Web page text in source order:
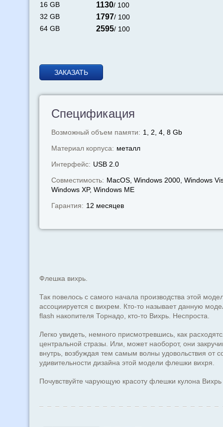
16 GB
1130/ 100
32 GB
1797/ 100
64 GB
2595/ 100
ЗАКАЗАТЬ
Спецификация
Возможный объем памяти: 1, 2, 4, 8 Gb
Материал корпуса: металл
Интерфейс: USB 2.0
Совместимость: MacOS, Windows 2000, Windows
Windows XP, Windows МЕ
Гарантия: 12 месяцев
Флешка вихрь.
Так повелось с самого начала производства этой
ассоциируется с вихрем. Кто-то называет данную
flash накопителя Торнадо, кто-то Вихрь. Неспроста.
Легко увидеть, немного присмотревшись, как
центральной стразы. Или, может наоборот, они
внутрь, возбуждая тем самым волны удовольствия от
удивительности дизайна этой модели флешки вихря.
Почувствуйте чарующую красоту флешки кулона